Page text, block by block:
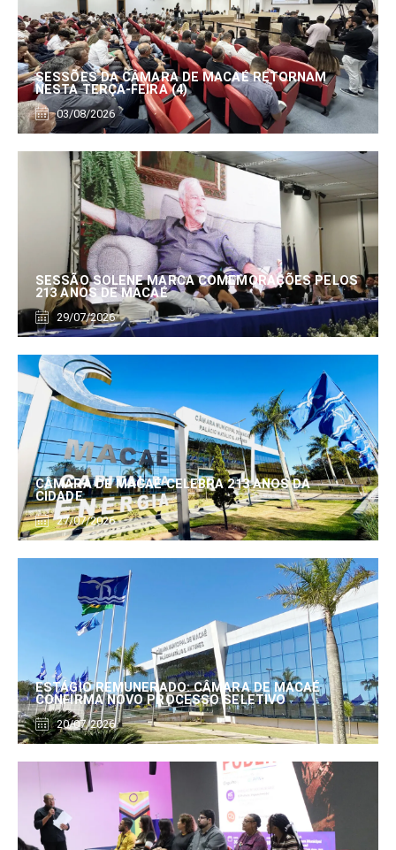
SESSÕES DA CÂMARA DE MACAÉ RETORNAM
NESTA TERÇA-FEIRA (4)
03/08/2026
SESSÃO SOLENE MARCA COMEMORAÇÕES PELOS
213 ANOS DE MACAÉ
29/07/2026
CÂMARA DE MACAÉ CELEBRA 213 ANOS DA
CIDADE
27/07/2026
ESTÁGIO REMUNERADO: CÂMARA DE MACAÉ
CONFIRMA NOVO PROCESSO SELETIVO
20/07/2026